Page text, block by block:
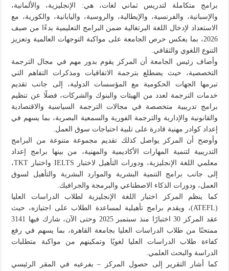
برامج متكاملة لتدريس ثماني لغات، هي: الإنجليزية، والألمانية،
والإسبانية، والفرنسية، والإيطالية، والروسية، واليابانية، والكورية، مع
الاستعداد لإدخال اللغة البرتغالية ضمن البرامج التعليمية بدءًا من صيف
2026، بما يعكس حرص الجامعة على مواكبة التوجهات العالمية وتعزيز
التنوع اللغوي والثقافي.
وأضاف رئيس الجامعة أن المركز يقوم بدور مهم في مجال الترجمة
التخصصية، حيث يضطلع بترجمة الاتفاقيات ومذكرات التفاهم التي
تبرمها الجهات الحكومية مع المؤسسات الدولية، إلى جانب تقديم
خدمات الترجمة لعدد من الهيئات والبنوك والشركات، فضلًا عن تنظيم
برامج تدريبية متخصصة في مجالات الترجمة السياسية والاقتصادية
والقانونية والإدارية والترجمة الفورية والسمعية البصرية، بما يسهم في
إعداد كوادر مهنية قادرة على تلبية احتياجات سوق العمل.
وأوضح أن المركز يواصل كذلك تقديم مجموعة متنوعة من البرامج
التدريبية لتنمية المهارات الأكاديمية والمهنية، من بينها برامج إعداد
معلمي اللغة الإنجليزية، ودورات التأهيل لاختبار IELTS واختبار TKT،
إلى جانب برامج التنمية البشرية والموارد البشرية والتأهيل لسوق
العمل، ودورات الذكاء الاصطناعي والبرمجة والجرافيك.
كما ينظم المركز اختبار اللغة الإنجليزية لطلاب الدراسات العليا
(ATEFL)، ويقدم برامج تأهيلية لمساعدة الطلاب على اجتيازه، حيث
عقد المركز 30 اختبارًا منذ سبتمبر 2025 وحتى الآن، شارك فيها 3141
ممتحنًا من طلاب الدراسات العليا بجامعة القاهرة، بما يسهم في رفع
كفاءة طلاب الدراسات العليا لغويًا وتمكينهم من مواكبة متطلبات
الدراسة والبحث العلمي.
كما أشار التقرير إلى حصول المركز – بفرعيه في المقر الرئيسي